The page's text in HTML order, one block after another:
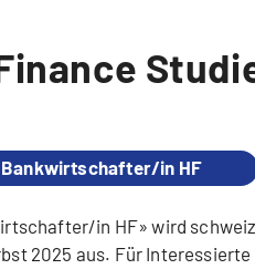
Bankwirtschafter/in HF
in HF» wird
2025 aus. Für